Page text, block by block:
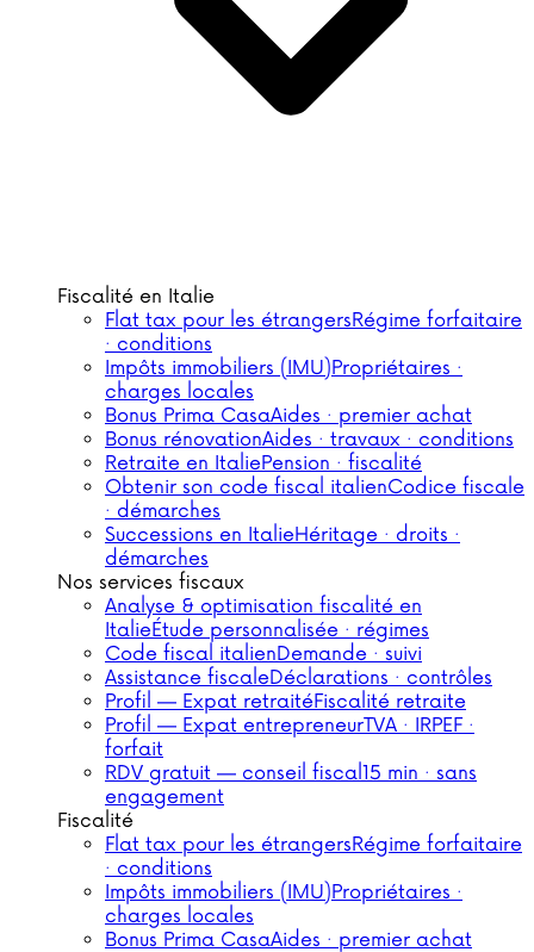
Fiscalité en Italie
Flat tax pour les étrangersRégime forfaitaire
· conditions
Impôts immobiliers (IMU)Propriétaires ·
charges locales
Bonus Prima CasaAides · premier achat
Bonus rénovationAides · travaux · conditions
Retraite en ItaliePension · fiscalité
Obtenir son code fiscal italienCodice fiscale
· démarches
Successions en ItalieHéritage · droits ·
démarches
Nos services fiscaux
Analyse & optimisation fiscalité en
ItalieÉtude personnalisée · régimes
Code fiscal italienDemande · suivi
Assistance fiscaleDéclarations · contrôles
Profil — Expat retraitéFiscalité retraite
Profil — Expat entrepreneurTVA · IRPEF ·
forfait
RDV gratuit — conseil fiscal15 min · sans
engagement
Fiscalité
Flat tax pour les étrangersRégime forfaitaire
· conditions
Impôts immobiliers (IMU)Propriétaires ·
charges locales
Bonus Prima CasaAides · premier achat